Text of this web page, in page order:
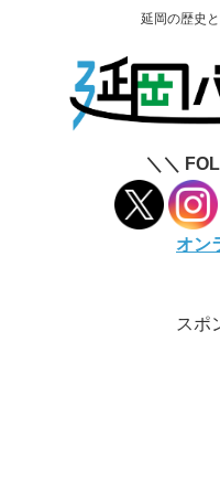
延岡の歴史
＼＼
オン
スポ